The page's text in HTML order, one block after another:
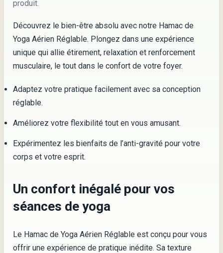
produit.
Découvrez le bien-être absolu avec notre Hamac de
Yoga Aérien Réglable. Plongez dans une expérience
unique qui allie étirement, relaxation et renforcement
musculaire, le tout dans le confort de votre foyer.
Adaptez votre pratique facilement avec sa conception
réglable.
Améliorez votre flexibilité tout en vous amusant.
Expérimentez les bienfaits de l’anti-gravité pour votre
corps et votre esprit.
Un confort inégalé pour vos
séances de yoga
Le Hamac de Yoga Aérien Réglable est conçu pour vous
offrir une expérience de pratique inédite. Sa texture